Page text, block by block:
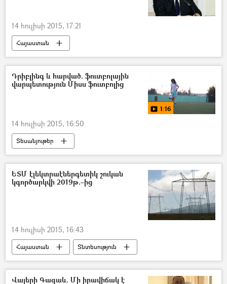
14 հուլիսի 2015, 17:21
Հայաստան
Դրիբլինգ և հարված. ֆուտբոլային
վարպետություն Միսս ֆուտբոլից
1:16
14 հուլիսի 2015, 16:50
Տեսանյութեր
ԵՏՄ էլեկտրաէներգետիկ շուկան
կգործարկվի 2019թ.–ից
14 հուլիսի 2015, 16:43
Հայաստան Տնտեսություն
Վալերի Գազաև. Մի իրավիճակ է